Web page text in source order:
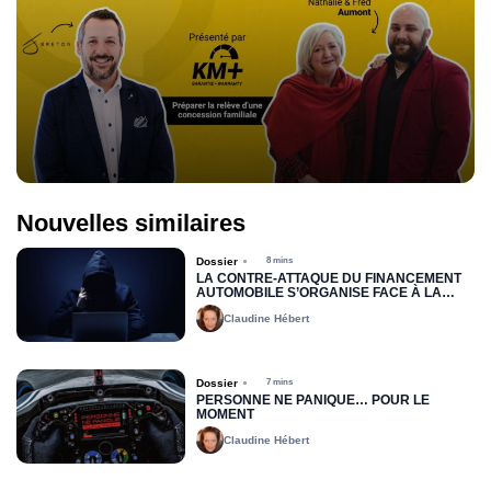
Nouvelles similaires
Dossier 8 mins
LA CONTRE-ATTAQUE DU FINANCEMENT
AUTOMOBILE S’ORGANISE FACE À LA
FRAUDE
Claudine Hébert
Dossier 7 mins
PERSONNE NE PANIQUE… POUR LE
MOMENT
Claudine Hébert